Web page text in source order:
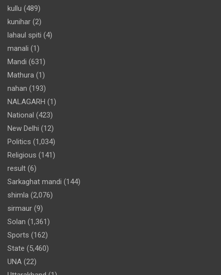
kullu (489)
kunihar (2)
lahaul spiti (4)
manali (1)
Mandi (631)
Mathura (1)
nahan (193)
NALAGARH (1)
National (423)
New Delhi (12)
Politics (1,034)
Religious (141)
result (6)
Sarkaghat mandi (144)
shimla (2,076)
sirmaur (9)
Solan (1,361)
Sports (162)
State (5,460)
UNA (22)